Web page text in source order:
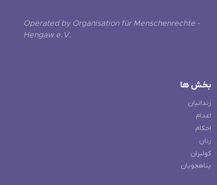
Operated by Organisation für Menschenrechte -
Hengaw e.V.
بخش ها
زندانیان
اعدام
احکام
زنان
کولبران
پناهجویان